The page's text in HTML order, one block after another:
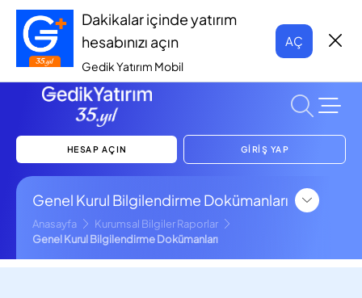
Dakikalar içinde yatırım
hesabınızı açın
Gedik Yatırım Mobil
AÇ
HESAP AÇIN GİRİŞ YAP
Genel Kurul Bilgilendirme Dokümanları
Anasayfa
Kurumsal Bilgiler Raporlar
Genel Kurul Bilgilendirme Dokümanları